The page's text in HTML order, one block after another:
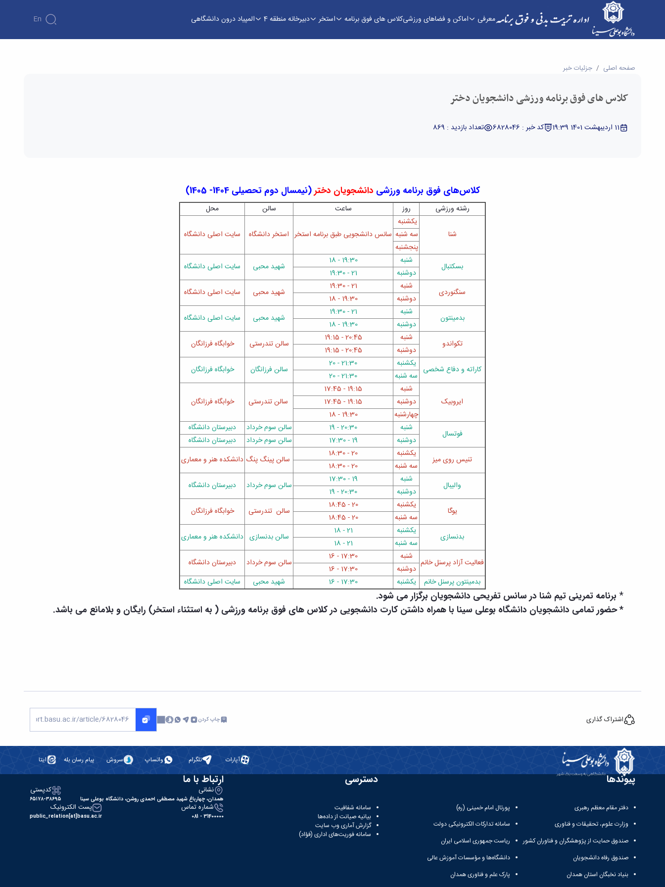
معرفی اماکن و فضاهای ورزشیکلاس های فوق برنامه استخر دبیرخانه منطقه 4 المپیاد درون دانشگاهی En
کلاس های فوق برنامه ورزشی دانشجویان دختر - اداره تربیت بدنی
صفحه اصلی جزئیات خبر
کلاس های فوق برنامه ورزشی دانشجویان دختر
11 اردیبهشت 1401 19:39 کد خبر : 6828046 تعداد بازدید : 869
کلاسهای فوق برنامه ورزشی دانشجویان دختر(نیمسال دوم تحصیلی 1404- 1405)
رشته ورزشی روز ساعت سالن محل
شنا
یکشنبه
سانسدانشجویی طبق برنامه استخر استخر دانشگاه سایت اصلی دانشگاه
سه شنبه
پنجشنبه
بسکتبال
شنبه 19:30 - 18
شهید محبی سایت اصلی دانشگاه
دوشنبه
21 - 19:30
سنگنوردی
شنبه 21 - 19:30
شهید محبی سایت اصلی دانشگاه
دوشنبه
19:30 - 18
بدمینتون
شنبه 21 - 19:30
شهید محبی سایت اصلی دانشگاه
دوشنبه
19:30 - 18
تکواندو
شنبه 20:45 - 19:15
سالن تندرستی خوابگاه فرزانگان
دوشنبه
20:45 - 19:15
کاراته و دفاع شخصی
یکشنبه 21:30 - 20
سالن فرزانگان خوابگاه فرزانگان
سه شنبه 21:30 - 20
ایروبیک
شنبه 19:15 -
17:45
سالن تندرستی
خوابگاه فرزانگان دوشنبه 19:15 -
17:45
چهارشنبه
19:30 - 18
فوتسال
شنبه 20:30 - 19 سالن سوم خرداد
دبیرستان دانشگاه
دوشنبه
19 - 17:30 سالن سوم خرداد
دبیرستان دانشگاه
تنیس روی میز
یکشنبه 20 - 18:30
سالن پینگ پنگ دانشکده هنر و معماری
سه شنبه
20 - 18:30
والیبال
شنبه 19 - 17:30
سالن سوم خرداد دبیرستان دانشگاه
دوشنبه
20:30 - 19
یوگا
یکشنبه 20 - 18:45
سالن تندرستی خوابگاه فرزانگان
سه شنبه
20 - 18:45
بدنسازی
یکشنبه 21 - 18
سالن بدنسازی دانشکده هنر و معماری
سه شنبه
21 - 18
فعالیت آزاد پرسنل خانم
شنبه 17:30 - 16
سالن سوم خرداد دبیرستان دانشگاه
دوشنبه
17:30 - 16
بدمینتون پرسنل خانم
یکشنبه 17:30 - 16 شهید محبی سایت اصلی دانشگاه
* برنامه تمرینی تیم شنا در سانس تفریحی دانشجویان برگزار می شود.
* حضور تمامی دانشجویان دانشگاه بوعلی سینا با همراه داشتن کارت دانشجویی در کلاس های فوق برنامه ورزشی ( به استثناء استخر) رایگان و بلامانع می باشد.
اشتراک گذاری چاپ کردن
آپارات تلگرام واتساپ سروش پیام رسان بله ایتا
پیوندها
دفتر مقام معظم رهبری
وزارت علوم، تحقیقات و فناوری
صندوق حمایت از پژوهشگران و فناوران کشور
صندوق رفاه دانشجویان
بنیاد نخبگان استان همدان
پورتال امام خمینی (ره)
سامانه تدارکات الکترونیکی دولت
ریاست جمهوری اسلامی ایران
دانشگاه‌ها و مؤسسات آموزش عالی
پارک علم و فناوری همدان
دسترسی
سامانه شفافیت
بیانیه صیانت از داده‌ها
گزارش آماری وب‌ سایت
سامانه فوریت‌های اداری (فؤاد)
ارتباط با ما
نشانی
همدان، چهارباغ شهید مصطفی احمدی روشن، دانشگاه بوعلی سینا
کدپستی
۶۵۱۷۸-۳۸۶۹۵
شماره تماس
31400000 - 081
پست الکترونیک
public_relation[at]basu.ac.ir